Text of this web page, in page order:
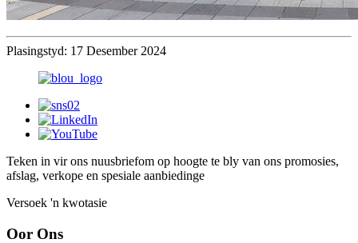
Plasingstyd: 17 Desember 2024
Teken in vir ons nuusbriefom op hoogte te bly van ons promosies,
afslag, verkope en spesiale aanbiedinge
Versoek 'n kwotasie
Oor Ons